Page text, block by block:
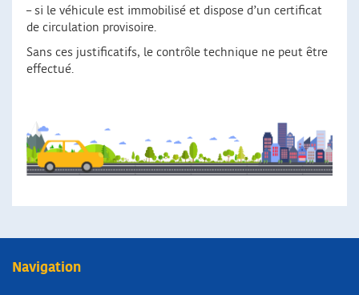
– si le véhicule est immobilisé et dispose d’un certificat
de circulation provisoire.
Sans ces justificatifs, le contrôle technique ne peut être
effectué.
Navigation